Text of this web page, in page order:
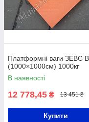
Платформні ваги ЗЕВС
(1000×1000см) 1000кг
В наявності
12 778,45 ₴ 13 451 ₴
Купити